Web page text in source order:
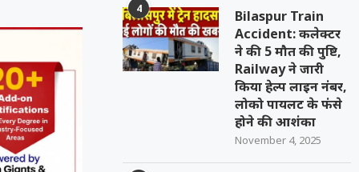
4
Bilaspur Train
Accident: कलेक्टर
ने की 5 मौत की पुष्टि,
Railway ने जारी
किया हेल्प लाइन नंबर,
लोको पायलट के फंसे
होने की आशंका
November 4, 2025